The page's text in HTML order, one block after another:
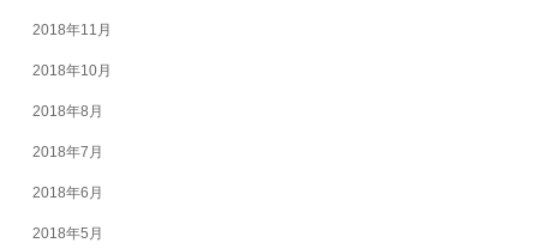
2018年11月
2018年10月
2018年8月
2018年7月
2018年6月
2018年5月